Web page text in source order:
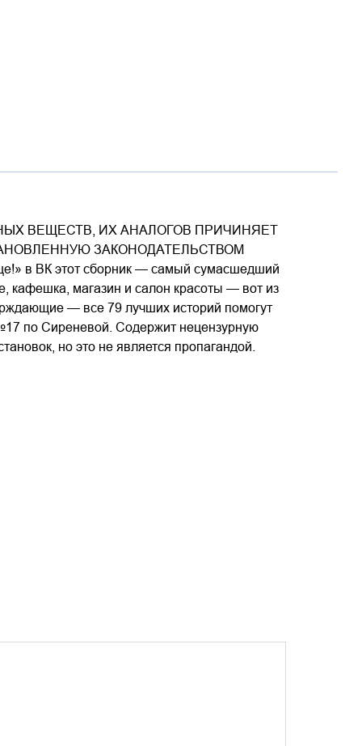
ВЕЩЕСТВ, ИХ АНАЛОГОВ ПРИЧИНЯЕТ
ЗАКОНОДАТЕЛЬСТВОМ
в ВК этот сборник — самый сумасшедший
кафешка, магазин и салон красоты — вот из
— все 79 лучших историй помогут
по Сиреневой. Содержит нецензурную
но это не является пропагандой.